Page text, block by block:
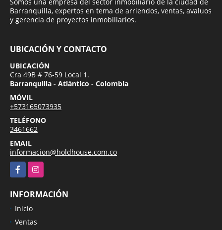
Barranquilla, expertos en tema de arriendos, ventas, avaluos
y gerencia de proyectos inmobiliarios.
UBICACIÓN Y CONTACTO
UBICACIÓN
Cra 49B # 76-59 Local 1.
Barranquilla - Atlántico - Colombia
MÓVIL
+573165073935
TELÉFONO
3461662
EMAIL
informacion@holdhouse.com.co
FacebookInstagram
INFORMACIÓN
Inicio
Ventas